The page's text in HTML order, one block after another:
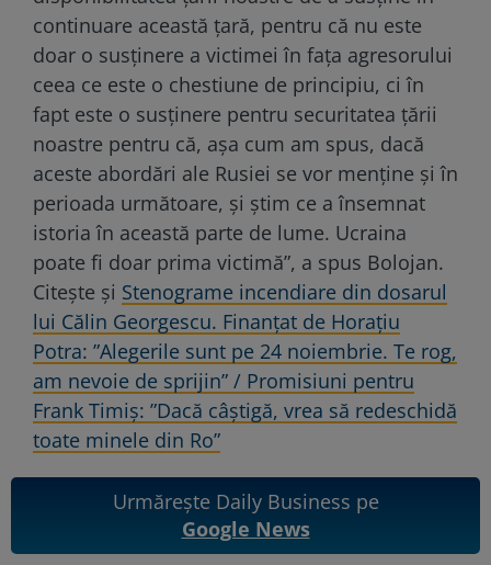
continuare această ţară, pentru că nu este
doar o susţinere a victimei în faţa agresorului
ceea ce este o chestiune de principiu, ci în
fapt este o susţinere pentru securitatea ţării
noastre pentru că, aşa cum am spus, dacă
aceste abordări ale Rusiei se vor menţine şi în
perioada următoare, şi ştim ce a însemnat
istoria în această parte de lume. Ucraina
poate fi doar prima victimă”, a spus Bolojan.
Citește și Stenograme incendiare din dosarul
lui Călin Georgescu. Finanțat de Horațiu
Potra: ”Alegerile sunt pe 24 noiembrie. Te rog,
am nevoie de sprijin” / Promisiuni pentru
Frank Timiș: ”Dacă câștigă, vrea să redeschidă
toate minele din Ro”
Urmărește Daily Business pe
Google News